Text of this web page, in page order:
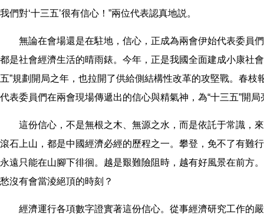
我們對‘十三五’很有信心！”兩位代表認真地説。
無論在會場還是在駐地，信心，正成為兩會伊始代表委員
都是社會經濟生活的晴雨錶。今年，正是我國全面建成小康社
五”規劃開局之年，也拉開了供給側結構性改革的攻堅戰。春枝
代表委員們在兩會現場傳遞出的信心與精氣神，為“十三五”開
這份信心，不是無根之木、無源之水，而是依託于常識，
滾石上山，都是中國經濟必經的歷程之一。攀登，免不了有難
永遠只能在山腳下徘徊。越是艱難險阻時，越有好風景在前方
愁沒有會當淩絕頂的時刻？
經濟運行各項數字證實著這份信心。從事經濟研究工作的